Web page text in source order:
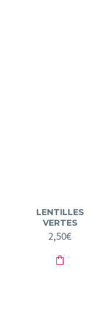
LENTILLES
VERTES
2,50€